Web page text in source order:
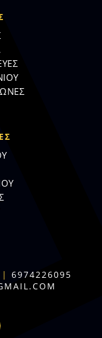
| 6974226095